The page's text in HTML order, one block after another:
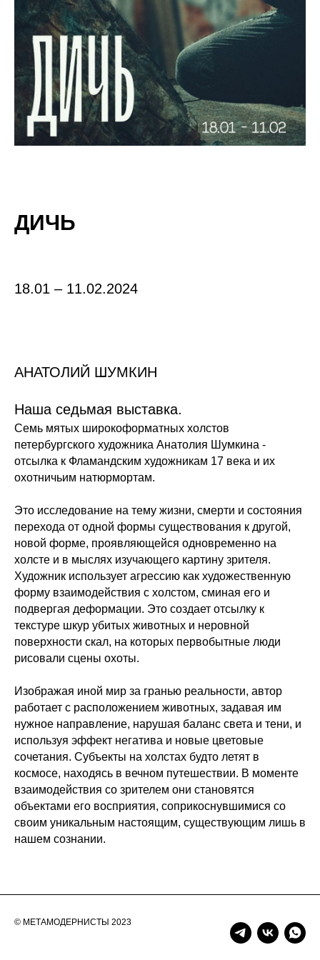
ДИЧЬ
18.01 – 11.02.2024
АНАТОЛИЙ ШУМКИН
Наша седьмая выставка.
Семь мятых широкоформатных холстов
петербургского художника Анатолия Шумкина -
отсылка к Фламандским художникам 17 века и их
охотничьим натюрмортам.
Это исследование на тему жизни, смерти и состояния
перехода от одной формы существования к другой,
новой форме, проявляющейся одновременно на
холсте и в мыслях изучающего картину зрителя.
Художник использует агрессию как художественную
форму взаимодействия с холстом, сминая его и
подвергая деформации. Это создает отсылку к
текстуре шкур убитых животных и неровной
поверхности скал, на которых первобытные люди
рисовали сцены охоты.
Изображая иной мир за гранью реальности, автор
работает с расположением животных, задавая им
нужное направление, нарушая баланс света и тени, и
используя эффект негатива и новые цветовые
сочетания. Субъекты на холстах будто летят в
космосе, находясь в вечном путешествии. В моменте
взаимодействия со зрителем они становятся
объектами его восприятия, соприкоснувшимися со
своим уникальным настоящим, существующим лишь в
нашем сознании.
© МЕТАМОДЕРНИСТЫ 2023